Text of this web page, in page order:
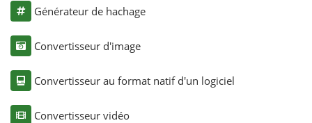
Générateur de hachage
Convertisseur d'image
Convertisseur au format natif d'un logiciel
Convertisseur vidéo